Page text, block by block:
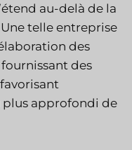
au-delà de la
telle entreprise
des
des
plus approfondi de